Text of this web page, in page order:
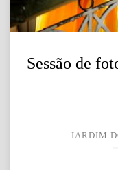
Sessão de
JARDIM